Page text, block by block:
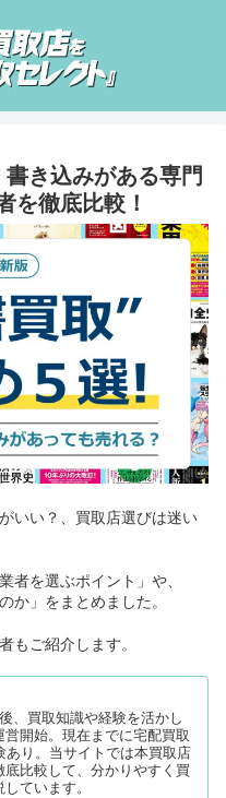
き込みがある専門
を徹底比較！
いい？、買取店選びは迷い
者を選ぶポイント」や、
か」をまとめました。
もご紹介します。
、買取知識や経験を活かし
開始。現在までに宅配買取
あり。当サイトでは本買取店
比較して、分かりやすく買
ています。